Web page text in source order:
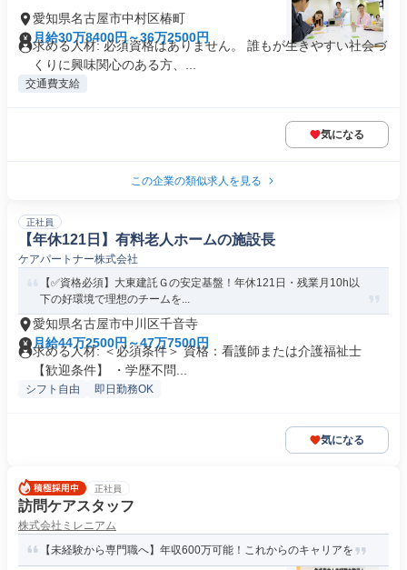
愛知県名古屋市中村区椿町
月給30万8400円～36万2500円
求める人材: 必須資格はありません。 誰もが生きやすい社会づ
くりに興味関心のある方、...
交通費支給
気になる
この企業の類似求人を見る
正社員
【年休121日】有料老人ホームの施設長
ケアパートナー株式会社
【✅資格必須】大東建託Ｇの安定基盤！年休121日・残業月10h以
下の好環境で理想のチームを...
愛知県名古屋市中川区千音寺
月給44万2500円～47万7500円
求める人材: ＜必須条件＞ 資格：看護師または介護福祉士
【歓迎条件】 ・学歴不問...
シフト自由 即日勤務OK
気になる
正社員
訪問ケアスタッフ
株式会社ミレニアム
【未経験から専門職へ】年収600万可能！これからのキャリアを